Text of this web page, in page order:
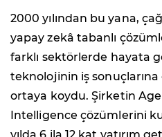
2000 yılından bu yana,
yapay zekâ tabanlı
farklı sektörlerde hayata
teknolojinin iş
ortaya koydu. Şirketin
Intelligence çözümlerini